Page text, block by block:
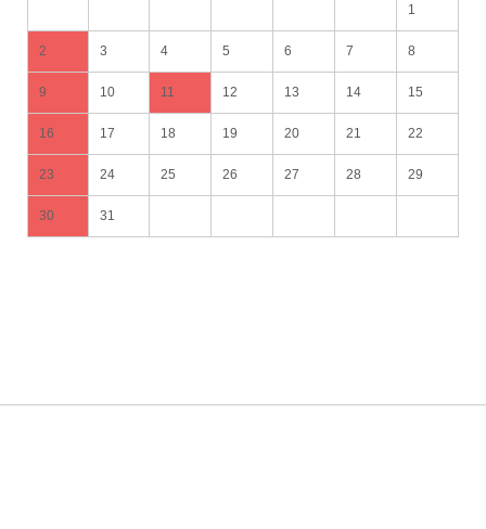
1
2 3 4 5 6 7 8
9 10 11 12 13 14 15
16 17 18 19 20 21 22
23 24 25 26 27 28 29
30 31